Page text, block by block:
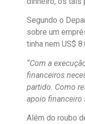
Segundo o
sobre um
tinha nem US$
“Com a
financeiros
partido. Como
apoio financeiro
Além do roubo